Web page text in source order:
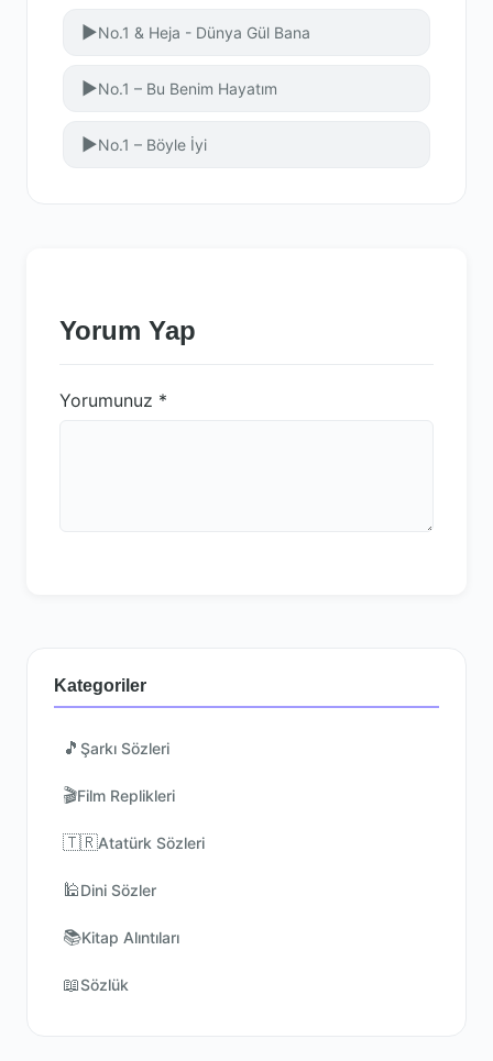
▶No.1 & Heja - Dünya Gül Bana
▶No.1 – Bu Benim Hayatım
▶No.1 – Böyle İyi
Yorum Yap
Yorumunuz *
Kategoriler
🎵 Şarkı Sözleri
🎬Film Replikleri
🇹🇷Atatürk Sözleri
🕌Dini Sözler
📚Kitap Alıntıları
📖Sözlük